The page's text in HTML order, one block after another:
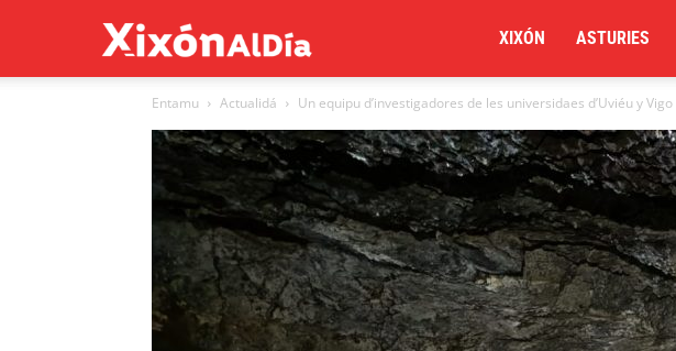
al
día
XIXÓN ASTURIES
Entamu Actualidá Un equipu d’investigadores de les universidaes d’Uviéu y